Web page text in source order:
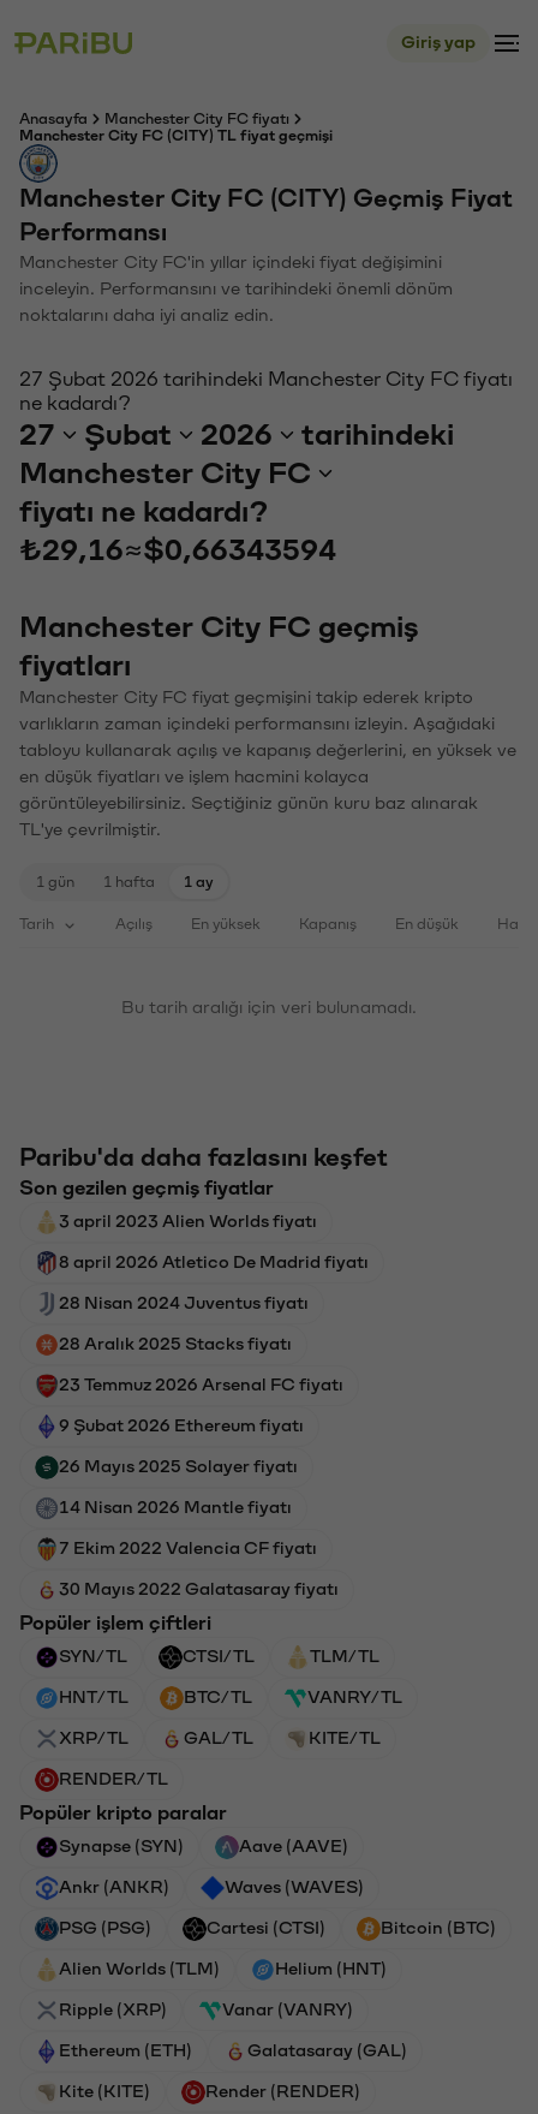
Giriş yap
Anasayfa
Manchester City FC fiyatı
Manchester City FC (CITY) TL fiyat geçmişi
Manchester City FC (CITY) Geçmiş Fiyat
Performansı
Manchester City FC'in yıllar içindeki fiyat değişimini
inceleyin. Performansını ve tarihindeki önemli dönüm
noktalarını daha iyi analiz edin.
27 Şubat 2026 tarihindeki Manchester City FC fiyatı
ne kadardı?
27 Şubat 2026
tarihindeki
Manchester City FC
fiyatı ne kadardı?
₺29,16≈$0,66343594
Manchester City FC geçmiş
fiyatları
Manchester City FC fiyat geçmişini takip ederek kripto
varlıkların zaman içindeki performansını izleyin. Aşağıdaki
tabloyu kullanarak açılış ve kapanış değerlerini, en yüksek ve
en düşük fiyatları ve işlem hacmini kolayca
görüntüleyebilirsiniz. Seçtiğiniz günün kuru baz alınarak
TL'ye çevrilmiştir.
1 gün 1 hafta 1 ay
Tarih Açılış En yüksek Kapanış En düşük
Bu tarih aralığı için veri bulunamadı.
Paribu'da daha fazlasını keşfet
Son gezilen geçmiş fiyatlar
3 april 2023 Alien Worlds fiyatı
8 april 2026 Atletico De Madrid fiyatı
28 Nisan 2024 Juventus fiyatı
28 Aralık 2025 Stacks fiyatı
23 Temmuz 2026 Arsenal FC fiyatı
9 Şubat 2026 Ethereum fiyatı
26 Mayıs 2025 Solayer fiyatı
14 Nisan 2026 Mantle fiyatı
7 Ekim 2022 Valencia CF fiyatı
30 Mayıs 2022 Galatasaray fiyatı
Popüler işlem çiftleri
SYN/TL CTSI/TL TLM/TL
HNT/TL BTC/TL VANRY/TL
XRP/TL GAL/TL KITE/TL
RENDER/TL
Popüler kripto paralar
Synapse (SYN) Aave (AAVE)
Ankr (ANKR) Waves (WAVES)
PSG (PSG) Cartesi (CTSI) Bitcoin (BTC)
Alien Worlds (TLM) Helium (HNT)
Ripple (XRP) Vanar (VANRY)
Ethereum (ETH) Galatasaray (GAL)
Kite (KITE) Render (RENDER)